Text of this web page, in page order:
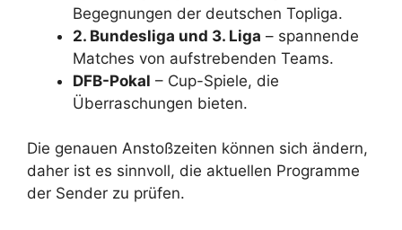
Begegnungen der deutschen Topliga.
2. Bundesliga und 3. Liga – spannende
Matches von aufstrebenden Teams.
DFB-Pokal – Cup-Spiele, die
Überraschungen bieten.
Die genauen Anstoßzeiten können sich ändern,
daher ist es sinnvoll, die aktuellen Programme
der Sender zu prüfen.